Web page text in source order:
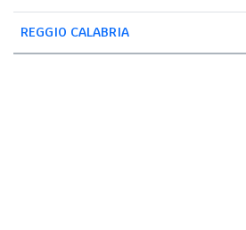
REGGIO CALABRIA